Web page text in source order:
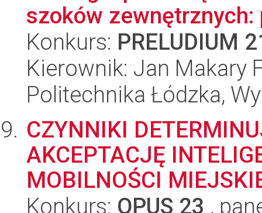
szoków
Konkurs: PRELUDIUM
Kierownik: Jan Makary
Politechnika Łódzka,
CZYNNIKI
AKCEPTACJĘ
MOBILNOŚCI
Konkurs: OPUS 23 ,